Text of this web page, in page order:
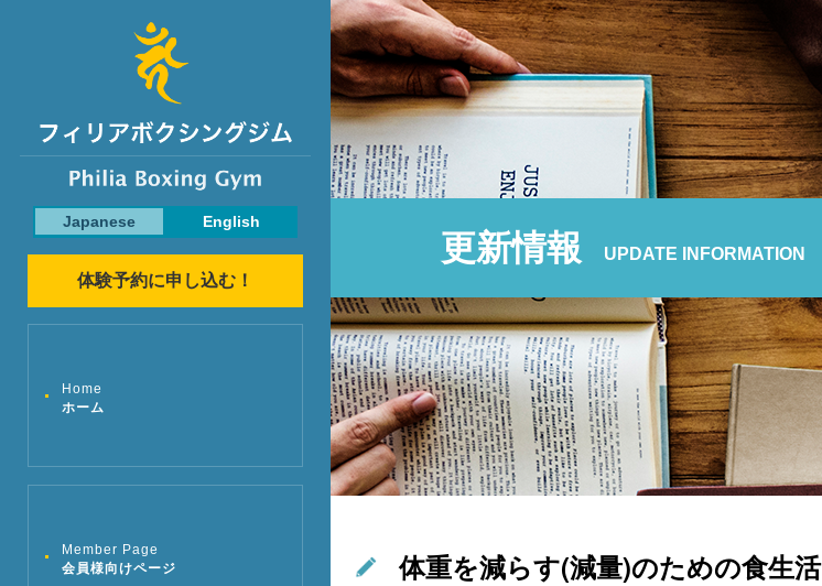
Japanese English
体験予約に申し込む！
Home
ホーム
Member Page
会員様向けページ
更新情報 UPDATE INFORMATION
体重を減らす(減量)のための食生活